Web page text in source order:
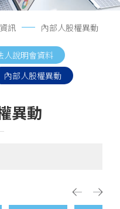
訊 內部人股權異動
人說明會資料
內部人股權異動
異動